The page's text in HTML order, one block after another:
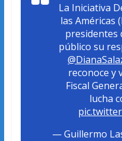
La Iniciativa
las Américas
presidentes
público su
reconoce y
Fiscal
lucha
— Guillermo